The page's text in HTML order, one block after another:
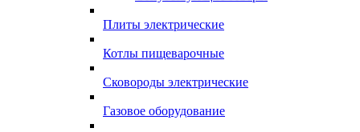
Плиты электрические
Котлы пищеварочные
Сковороды электрические
Газовое оборудование